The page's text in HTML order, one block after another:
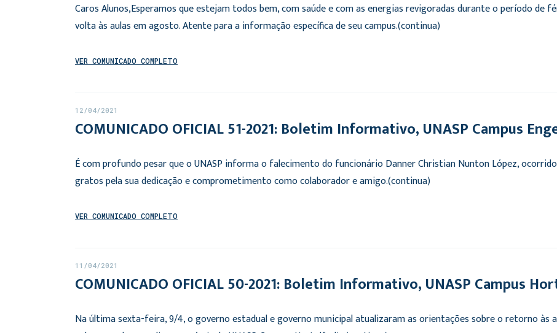
Caros Alunos,Esperamos que estejam todos bem, com saúde e com as energias revigoradas durante o período de
volta às aulas em agosto. Atente para a informação específica de seu campus.(continua)
VER COMUNICADO COMPLETO
12/04/2021
COMUNICADO OFICIAL 51-2021: Boletim Informativo, UNASP Campus
É com profundo pesar que o UNASP informa o falecimento do funcionário Danner Christian Nunton López,
gratos pela sua dedicação e comprometimento como colaborador e amigo.(continua)
VER COMUNICADO COMPLETO
11/04/2021
COMUNICADO OFICIAL 50-2021: Boletim Informativo, UNASP Campus
Na última sexta-feira, 9/4, o governo estadual e governo municipal atualizaram as orientações sobre o retorno às